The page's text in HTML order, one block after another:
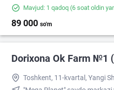
Mavjud: 1 qadoq (6 soat oldin
89 000 so'm
Dorixona Ok Farm №1
Toshkent, 11-kvartal, Yangi